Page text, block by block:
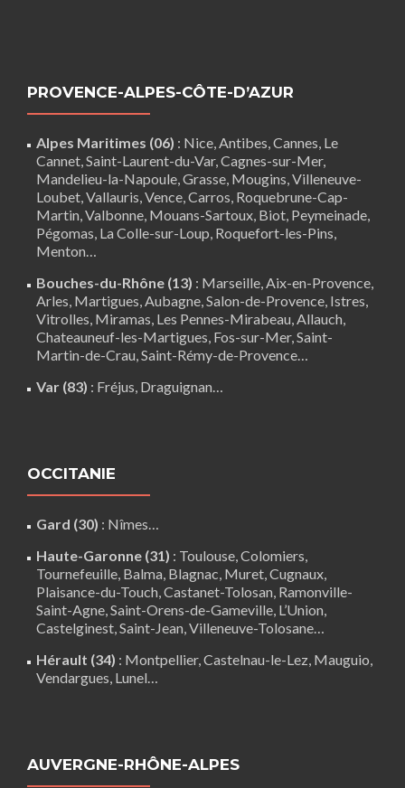
PROVENCE-ALPES-CÔTE-D’AZUR
Alpes Maritimes (06) : Nice,Antibes,Cannes, Le
Cannet,Saint-Laurent-du-Var,Cagnes-sur-Mer,
Mandelieu-la-Napoule,Grasse, Mougins,Villeneuve-
Loubet,Vallauris,Vence,Carros, Roquebrune-Cap-
Martin,Valbonne, Mouans-Sartoux, Biot, Peymeinade,
Pégomas, La Colle-sur-Loup, Roquefort-les-Pins,
Menton…
Bouches-du-Rhône (13) : Marseille,Aix-en-Provence,
Arles, Martigues,Aubagne,Salon-de-Provence, Istres,
Vitrolles, Miramas, Les Pennes-Mirabeau,Allauch,
Chateauneuf-les-Martigues, Fos-sur-Mer,Saint-
Martin-de-Crau,Saint-Rémy-de-Provence…
Var (83) : Fréjus, Draguignan…
OCCITANIE
Gard (30) : Nîmes…
Haute-Garonne (31) : Toulouse,Colomiers,
Tournefeuille, Balma, Blagnac, Muret,Cugnaux,
Plaisance-du-Touch,Castanet-Tolosan, Ramonville-
Saint-Agne,Saint-Orens-de-Gameville, L’Union,
Castelginest,Saint-Jean,Villeneuve-Tolosane…
Hérault (34) : Montpellier,Castelnau-le-Lez, Mauguio,
Vendargues, Lunel…
AUVERGNE-RHÔNE-ALPES